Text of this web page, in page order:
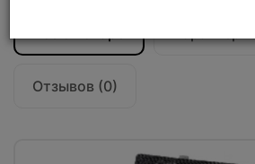
Отзывов (0)